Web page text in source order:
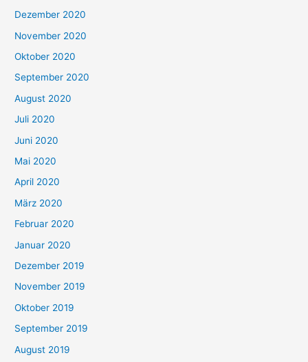
Dezember 2020
November 2020
Oktober 2020
September 2020
August 2020
Juli 2020
Juni 2020
Mai 2020
April 2020
März 2020
Februar 2020
Januar 2020
Dezember 2019
November 2019
Oktober 2019
September 2019
August 2019